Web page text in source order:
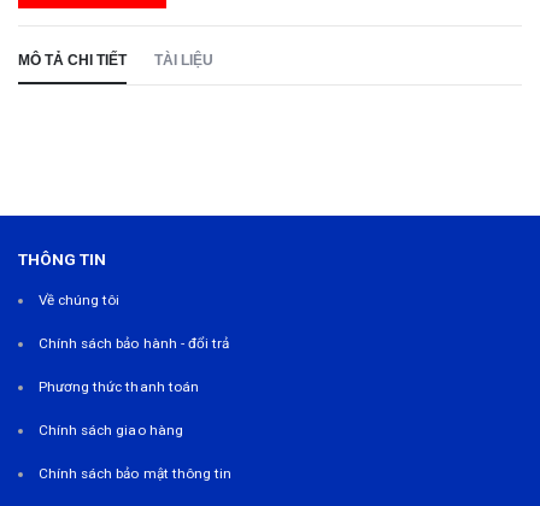
MÔ TẢ CHI TIẾT TÀI LIỆU
THÔNG TIN
Về chúng tôi
Chính sách bảo hành - đổi trả
Phương thức thanh toán
Chính sách giao hàng
Chính sách bảo mật thông tin